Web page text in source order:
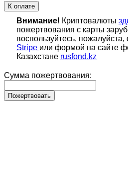
К оплате
Внимание! Криптовалюты
пожертвования с карты
воспользуйтесь,
Stripe или формой на сайте
Казахстане rusfond.kz
Сумма пожертвования:
Пожертвовать